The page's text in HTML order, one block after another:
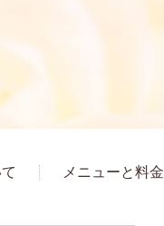
メニューと料金